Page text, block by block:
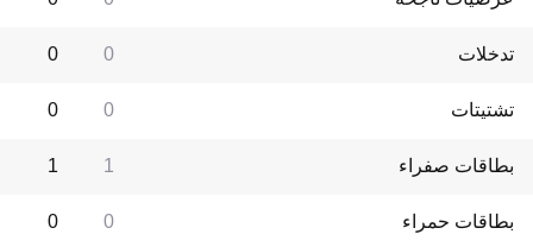
تدخلات 0
0
تشتيتات 0
0
بطاقات صفراء 1
1
بطاقات حمراء 0
0